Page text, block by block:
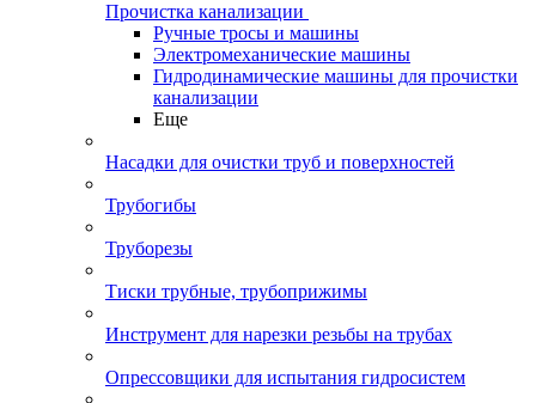
Прочистка канализации
Ручные тросы и машины
Электромеханические машины
Гидродинамические машины для прочистки
канализации
Еще
Насадки для очистки труб и поверхностей
Трубогибы
Труборезы
Тиски трубные, трубоприжимы
Инструмент для нарезки резьбы на трубах
Опрессовщики для испытания гидросистем